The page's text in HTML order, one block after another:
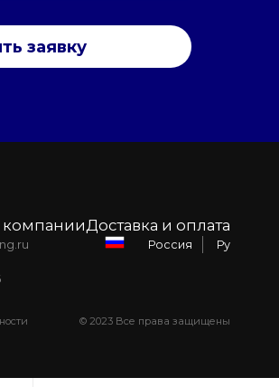
заявку
Доставка и оплата
Россия Ру
© 2023 Все права защищены